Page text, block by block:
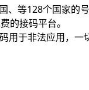
、等128个国家的
的接码平台。
用于非法应用，一